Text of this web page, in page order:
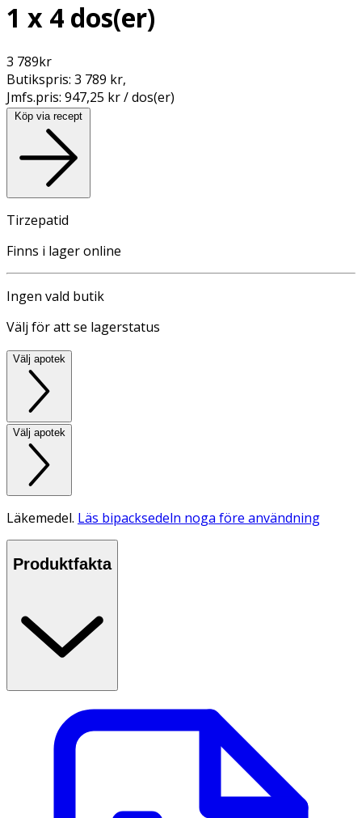
1 x 4 dos(er)
3 789kr
Butikspris: 3 789 kr,
Jmfs.pris: 947,25 kr / dos(er)
Köp via recept
Tirzepatid
Finns i lager online
Ingen vald butik
Välj för att se lagerstatus
Välj apotek
Välj apotek
Läkemedel. Läs bipacksedeln noga före användning
Produktfakta